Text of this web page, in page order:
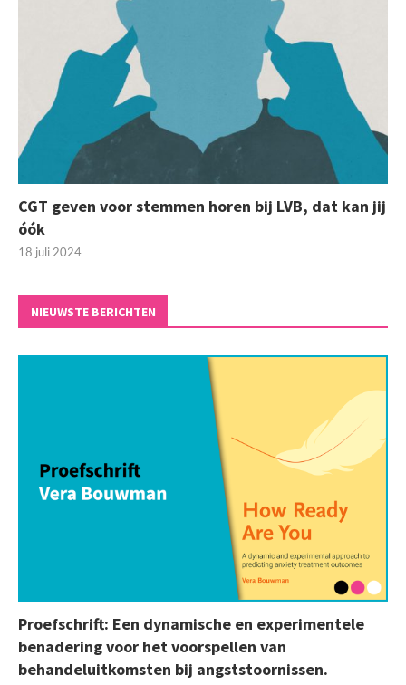
CGT geven voor stemmen horen bij LVB, dat kan jij
óók
18 juli 2024
NIEUWSTE BERICHTEN
Proefschrift: Een dynamische en experimentele
benadering voor het voorspellen van
behandeluitkomsten bij angststoornissen.